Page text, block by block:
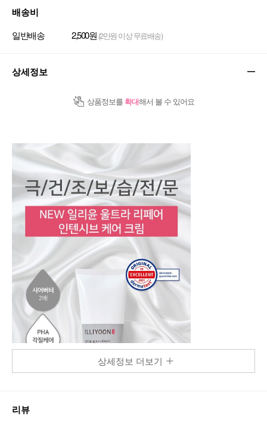
배송비
일반배송 2,500원 (2만원 이상 무료배송)
상세정보
상품정보를 확대해서 볼 수 있어요
상세정보 더보기
리뷰